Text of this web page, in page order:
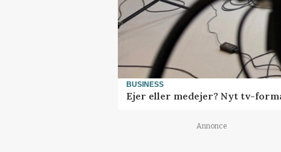
BUSINESS
Ejer eller medejer? Nyt tv-
Annonce